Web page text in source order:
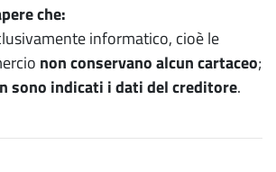
che:
informatico, cioè le
non conservano alcun cartaceo;
sono indicati i dati del creditore.